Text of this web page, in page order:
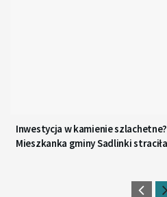
Inwestycja w kamienie
Mieszkanka gminy Sadlinki